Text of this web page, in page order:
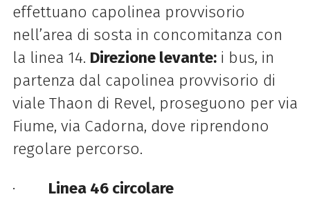
effettuano capolinea provvisorio
nell’area di sosta in concomitanza con
la linea 14. Direzione levante:i bus, in
partenza dal capolinea provvisorio di
viale Thaon di Revel, proseguono per via
Fiume, via Cadorna, dove riprendono
regolare percorso.
· Linea 46 circolare